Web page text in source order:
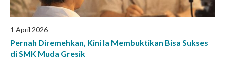
1 April 2026
Pernah Diremehkan, Kini Ia Membuktikan Bisa Sukses
di SMK Muda Gresik